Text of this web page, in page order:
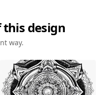
design
way.